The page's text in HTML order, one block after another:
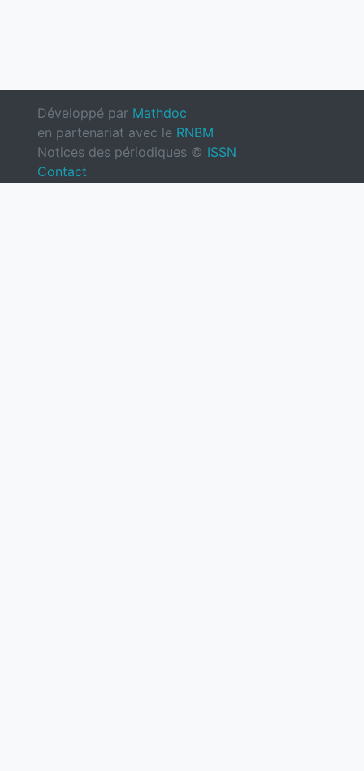
Développé par Mathdoc
en partenariat avec le RNBM
Notices des périodiques © ISSN
Contact